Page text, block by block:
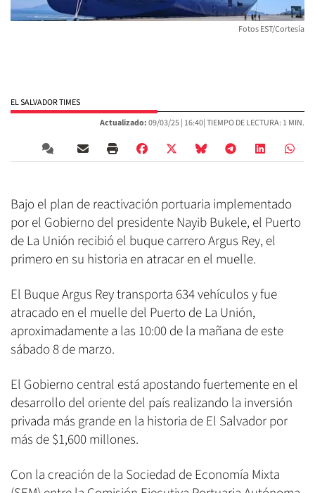
Fotos EST/Cortesía
EL SALVADOR TIMES
Actualizado:09/03/25 | 16:40| TIEMPO DE LECTURA: 1 MIN.
Bajo el plan de reactivación portuaria implementado
por el Gobierno del presidente Nayib Bukele, el Puerto
de La Unión recibió el buque carrero Argus Rey, el
primero en su historia en atracar en el muelle.
El Buque Argus Rey transporta 634 vehículos y fue
atracado en el muelle del Puerto de La Unión,
aproximadamente a las 10:00 de la mañana de este
sábado 8 de marzo.
El Gobierno central está apostando fuertemente en el
desarrollo del oriente del país realizando la inversión
privada más grande en la historia de El Salvador por
más de $1,600 millones.
Con la creación de la Sociedad de Economía Mixta